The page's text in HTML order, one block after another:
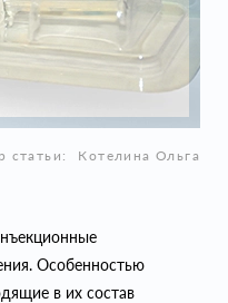
статьи: Котелина Ольга
Особенностью
в их состав